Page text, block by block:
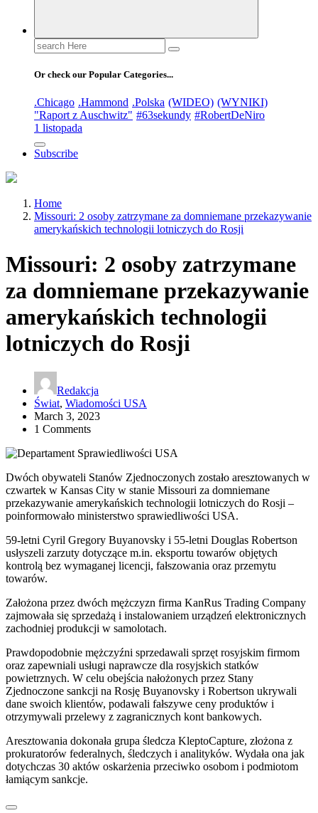
Search
for:
Or check our Popular Categories...
.Chicago .Hammond .Polska (WIDEO) (WYNIKI)
"Raport z Auschwitz" #63sekundy #RobertDeNiro
1 listopada
Subscribe
Home
Missouri: 2 osoby zatrzymane za domniemane przekazywanie
amerykańskich technologii lotniczych do Rosji
Missouri: 2 osoby zatrzymane
za domniemane przekazywanie
amerykańskich technologii
lotniczych do Rosji
Redakcja
Świat, Wiadomości USA
March 3, 2023
1 Comments
Dwóch obywateli Stanów Zjednoczonych zostało aresztowanych w
czwartek w Kansas City w stanie Missouri za domniemane
przekazywanie amerykańskich technologii lotniczych do Rosji –
poinformowało ministerstwo sprawiedliwości USA.
59-letni Cyril Gregory Buyanovsky i 55-letni Douglas Robertson
usłyszeli zarzuty dotyczące m.in. eksportu towarów objętych
kontrolą bez wymaganej licencji, fałszowania oraz przemytu
towarów.
Założona przez dwóch mężczyzn firma KanRus Trading Company
zajmowała się sprzedażą i instalowaniem urządzeń elektronicznych
zachodniej produkcji w samolotach.
Prawdopodobnie mężczyźni sprzedawali sprzęt rosyjskim firmom
oraz zapewniali usługi naprawcze dla rosyjskich statków
powietrznych. W celu obejścia nałożonych przez Stany
Zjednoczone sankcji na Rosję Buyanovsky i Robertson ukrywali
dane swoich klientów, podawali fałszywe ceny produktów i
otrzymywali przelewy z zagranicznych kont bankowych.
Aresztowania dokonała grupa śledcza KleptoCapture, złożona z
prokuratorów federalnych, śledczych i analityków. Wydała ona jak
dotychczas 30 aktów oskarżenia przeciwko osobom i podmiotom
łamiącym sankcje.